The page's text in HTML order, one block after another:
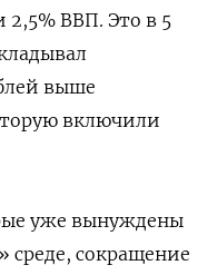
2,5% ВВП. Это в 5
выше
включили
уже вынуждены
среде, сокращение